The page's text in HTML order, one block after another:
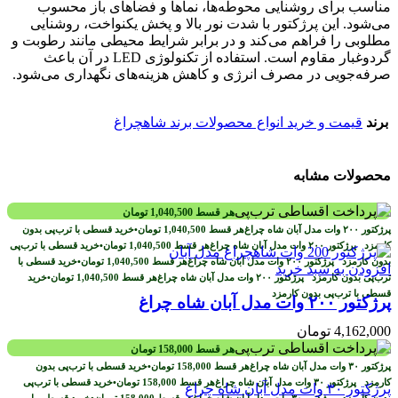
مناسب برای روشنایی محوطه‌ها، نماها و فضاهای باز محسوب
می‌شود. این پرژکتور با شدت نور بالا و پخش یکنواخت، روشنایی
مطلوبی را فراهم می‌کند و در برابر شرایط محیطی مانند رطوبت و
گردوغبار مقاوم است. استفاده از تکنولوژی LED در آن باعث
صرفه‌جویی در مصرف انرژی و کاهش هزینه‌های نگهداری می‌شود.
برند قیمت و خرید انواع محصولات برند شاهچراغ
محصولات مشابه
هر قسط 1,040,500 تومان
هر قسط 1,040,500 تومان•خرید قسطی با ترب‌پی بدون
کارمزد
هر قسط 1,040,500 تومان•خرید قسطی با ترب‌پی
بدون کارمزد
هر قسط 1,040,500 تومان•خرید قسطی با
ترب‌پی بدون کارمزد
هر قسط 1,040,500 تومان•خرید
قسطی با ترب‌پی بدون کارمزد
افزودن به سبد خرید
پرژکتور ۲۰۰ وات مدل آبان شاه چراغ
4,162,000 تومان
هر قسط 158,000 تومان
هر قسط 158,000 تومان•خرید قسطی با ترب‌پی بدون
کارمزد
هر قسط 158,000 تومان•خرید قسطی با ترب‌پی